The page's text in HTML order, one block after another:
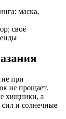
своё
при
не прощает.
хищники, а
сил и солнечные